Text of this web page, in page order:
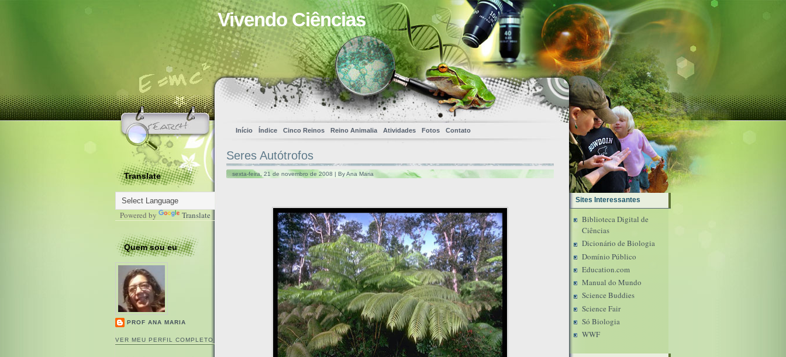
Vivendo Ciências
Início Índice Cinco Reinos Reino Animalia Atividades Fotos Contato
Translate
Powered by Translate
Quem sou eu
PROF ANA MARIA
VER MEU PERFIL COMPLETO
Seres Autótrofos
sexta-feira, 21 de novembro de 2008 | By Ana Maria
Sites Interessantes
Biblioteca Digital de
Ciências
Dicionário de Biologia
Domínio Público
Education.com
Manual do Mundo
Science Buddies
Science Fair
Só Biologia
WWF